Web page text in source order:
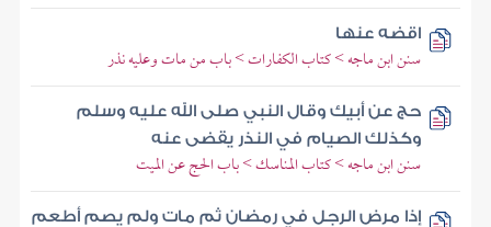
اقضه عنها
سنن ابن ماجه > كتاب الكفارات > باب من مات وعليه نذر
حج عن أبيك وقال النبي صلى الله عليه وسلم
وكذلك الصيام في النذر يقضى عنه
سنن ابن ماجه > كتاب المناسك > باب الحج عن الميت
إذا مرض الرجل في رمضان ثم مات ولم يصم أطعم